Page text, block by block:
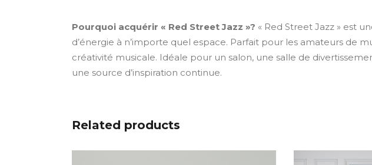
Pourquoi acquérir « Red Street Jazz »? « Red Street Jazz » est
d’énergie à n’importe quel espace. Parfait pour les amateurs de
créativité musicale. Idéale pour un salon, une salle de
une source d’inspiration continue.
Related products